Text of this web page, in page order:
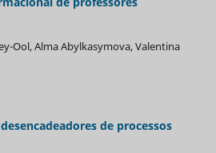
Ool, Alma Abylkasymova, Valentina
de processos